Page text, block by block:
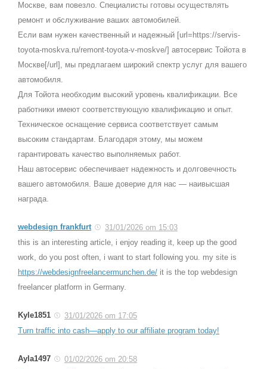
Москве, вам повезло. Специалисты готовы осуществлять
ремонт и обслуживание ваших автомобилей.
Если вам нужен качественный и надежный [url=https://servis-
toyota-moskva.ru/remont-toyota-v-moskve/] автосервис Тойота в
Москве[/url], мы предлагаем широкий спектр услуг для вашего
автомобиля.
Для Тойота необходим высокий уровень квалификации. Все
работники имеют соответствующую квалификацию и опыт.
Техническое оснащение сервиса соответствует самым
высоким стандартам. Благодаря этому, мы можем
гарантировать качество выполняемых работ.
Наш автосервис обеспечивает надежность и долговечность
вашего автомобиля. Ваше доверие для нас — наивысшая
награда.
webdesign frankfurt
31/01/2026 om 15:03
this is an interesting article, i enjoy reading it, keep up the good
work, do you post often, i want to start following you. my site is
https://webdesignfreelancermunchen.de/ it is the top webdesign
freelancer platform in Germany.
Kyle1851
31/01/2026 om 17:05
Turn traffic into cash—apply to our affiliate program today!
Ayla1497
01/02/2026 om 20:58